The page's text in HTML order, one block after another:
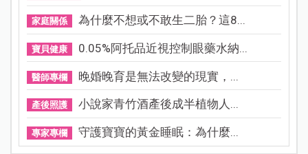
家庭關係 為什麼不想或不敢生二胎？這8...
寶貝健康 0.05%阿托品近視控制眼藥水納...
醫師專欄 晚婚晚育是無法改變的現實，...
產後照護 小說家青竹酒產後成半植物人...
專家專欄 守護寶寶的黃金睡眠：為什麼...